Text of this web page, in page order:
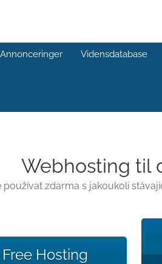
Annonceringer Vidensdatabase
Webhosting til
zdarma s jakoukoli
Free Hosting